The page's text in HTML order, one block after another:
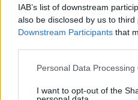
IAB’s list of downstream
also be disclosed by us to third
Downstream Participants that
Personal Data Processing
I want to opt-out of the
Skład Astralis
Lukas „⁠ gla1ve⁠”
Kristian „ k0nfig”